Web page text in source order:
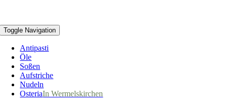
Toggle Navigation
Antipasti
Öle
Soßen
Aufstriche
Nudeln
OsteriaIn Wermelskirchen